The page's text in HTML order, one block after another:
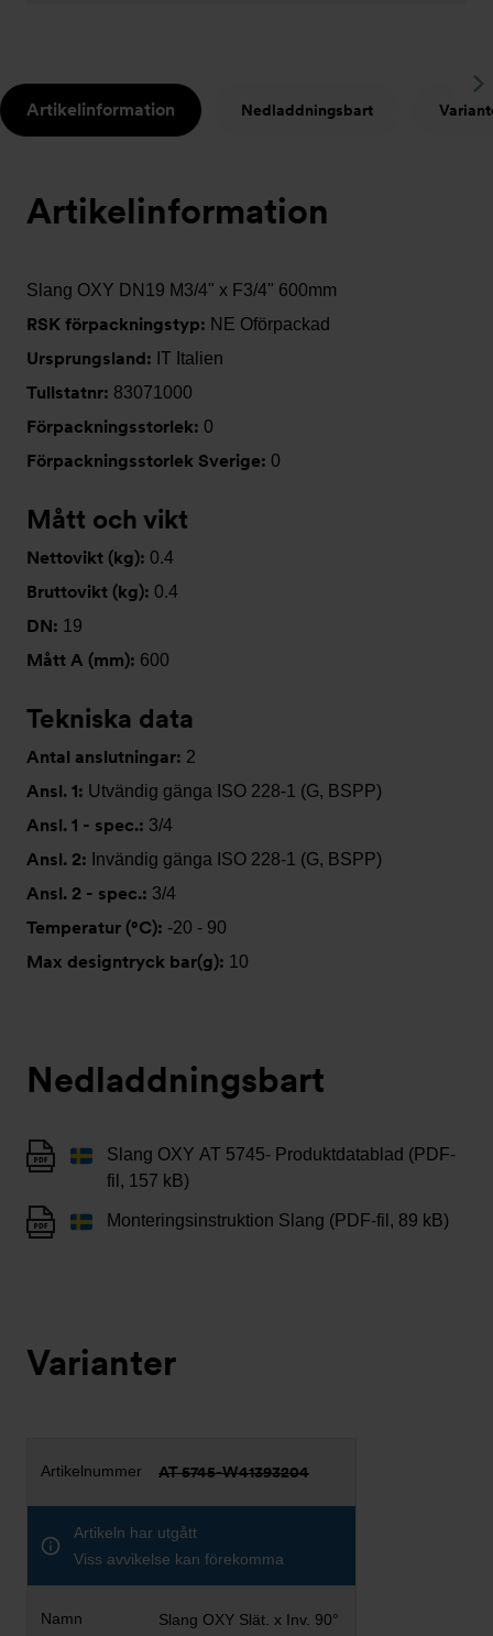
Artikelinformation Nedladdningsbart
Artikelinformation
Slang OXY DN19 M3/4" x F3/4" 600mm
RSK förpackningstyp: NE Oförpackad
Ursprungsland: IT Italien
Tullstatnr: 83071000
Förpackningsstorlek: 0
Förpackningsstorlek Sverige: 0
Mått och vikt
Nettovikt (kg): 0.4
Bruttovikt (kg): 0.4
DN: 19
Mått A (mm): 600
Tekniska data
Antal anslutningar: 2
Ansl. 1: Utvändig gänga ISO 228-1 (G, BSPP)
Ansl. 1 - spec.: 3/4
Ansl. 2: Invändig gänga ISO 228-1 (G, BSPP)
Ansl. 2 - spec.: 3/4
Temperatur (°C): -20 - 90
Max designtryck bar(g): 10
Nedladdningsbart
Slang OXY AT 5745- Produktdatablad (PDF-
fil, 157 kB)
Monteringsinstruktion Slang (PDF-fil, 89 kB)
Varianter
AT 5745-W41393204
Artikeln har utgått
Viss avvikelse kan förekomma
Slang OXY Slät. x Inv. 90°